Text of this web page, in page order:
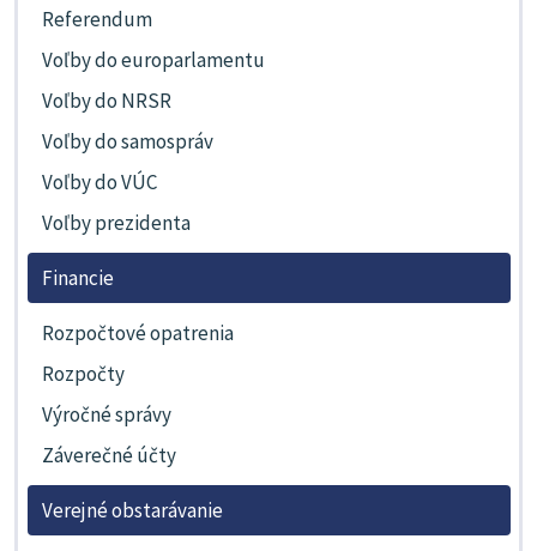
Referendum
Voľby do europarlamentu
Voľby do NRSR
Voľby do samospráv
Voľby do VÚC
Voľby prezidenta
Financie
Rozpočtové opatrenia
Rozpočty
Výročné správy
Záverečné účty
Verejné obstarávanie